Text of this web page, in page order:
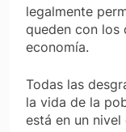
legalmente
queden con los
economía.
Todas las
la vida de la
está en un